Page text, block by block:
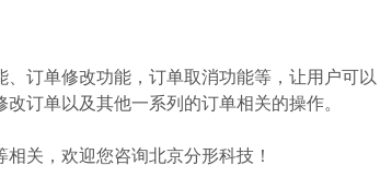
订单修改功能，订单取消功能等，让用户可以
订单以及其他一系列的订单相关的操作。
关，欢迎您咨询北京分形科技！